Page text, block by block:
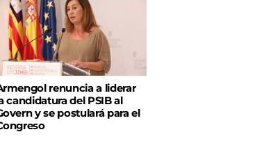
renuncia a liderar
candidatura del PSIB al
y se postulará para el